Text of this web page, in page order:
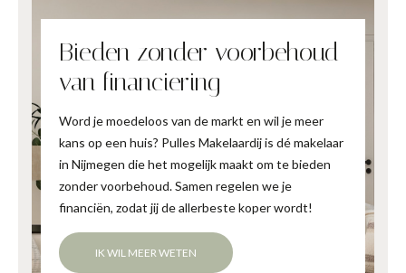
Bieden zonder voorbehoud
van financiering
Word je moedeloos van de markt en wil je meer
kans op een huis? Pulles Makelaardij is dé makelaar
in Nijmegen die het mogelijk maakt om te bieden
zonder voorbehoud. Samen regelen we je
financiën, zodat jij de allerbeste koper wordt!
IK WIL MEER WETEN